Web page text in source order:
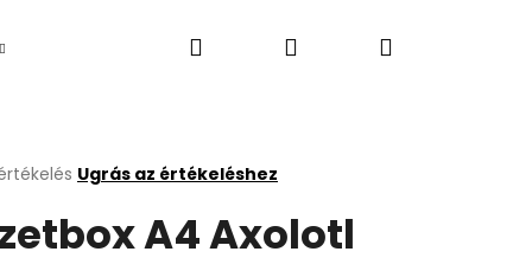
KeresésBejelentkezés
Kosár
Ugrás az értékeléshez
A4 Axolotl